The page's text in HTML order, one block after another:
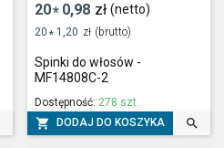
20* 0,98 zł (netto)
20 * 1,20 zł (brutto)
Spinki do włosów -
MF14808C-2
Dostępność: 278 szt.
 DODAJ DO KOSZYKA 